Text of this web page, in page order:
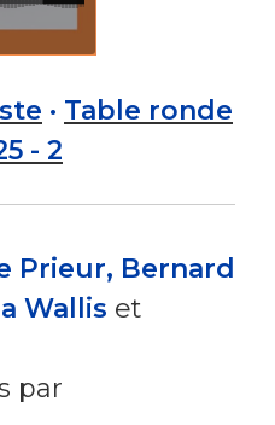
· Table ronde
- 2
Prieur, Bernard
Wallis et
par